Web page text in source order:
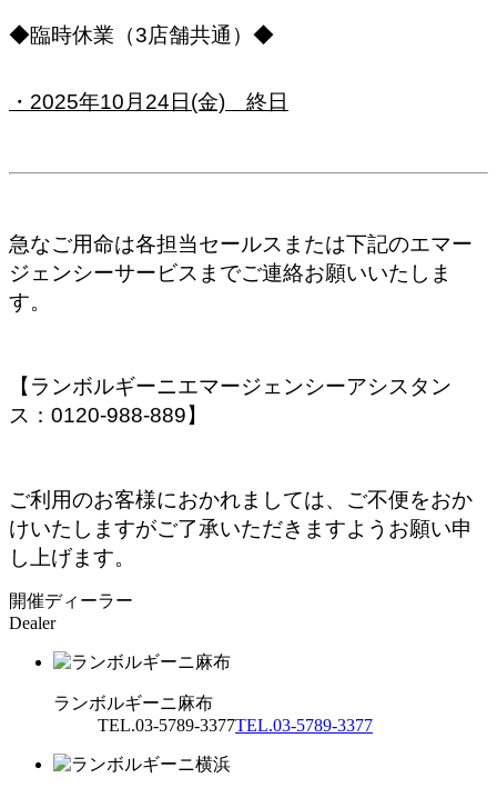
◆臨時休業（3店舗共通）◆
・2025年10 月24日(金) 終日
急なご用命は各担当セールスまたは下記のエマー
ジェンシーサービスまでご連絡お願いいたしま
す。
【ランボルギーニエマージェンシーアシスタン
ス：0120-988-889】
ご利用のお客様におかれましては、ご不便をおか
けいたしますがご了承いただきますようお願い申
し上げます。
開催ディーラー
Dealer
ランボルギーニ麻布
TEL.03-5789-3377TEL.03-5789-3377